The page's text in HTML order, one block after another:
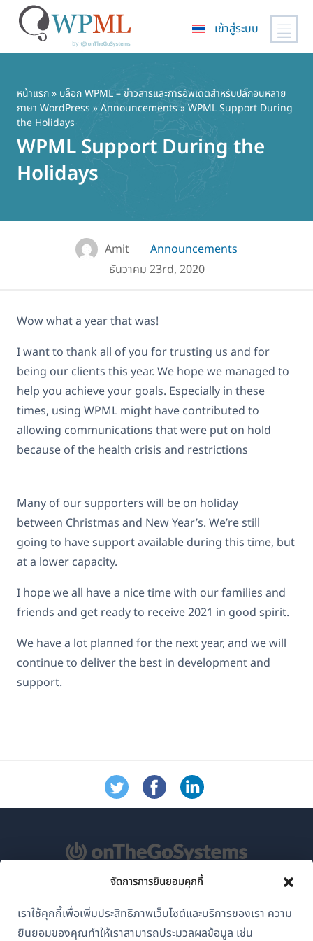
จัดการการยินยอมคุกกี้
เราใช้คุกกี้เพื่อเพิ่มประสิทธิภาพเว็บไซต์และบริการของเรา ความ
ยินยอมของคุณทำให้เราสามารถประมวลผลข้อมูล เช่น
เนื้อหา
หลัก
เข้าสู่ระบบ
หน้าแรก» บล็อก WPML – ข่าวสารและการอัพเดตสำหรับปลั๊กอินหลาย
ภาษา WordPress »Announcements» WPML Support During
the Holidays
WPML Support During the
Holidays
Amit
Announcements
ธันวาคม 23rd, 2020
Wow what a year that was!
I want to thank all of you for trusting us and for
being our clients this year. We hope we managed to
help you achieve your goals. Especially in these
times, using WPML might have contributed to
allowing communications that were put on hold
because of the health crisis and restrictions
Many of our supporters will be on holiday
between Christmas and New Year’s. We’re still
going to have support available during this time, but
at a lower capacity.
I hope we all have a nice time with our families and
friends and get ready to receive 2021 in good spirit.
We have a lot planned for the next year, and we will
continue to deliver the best in development and
support.
GDPR และนโยบายความเป็นส่วนตัว